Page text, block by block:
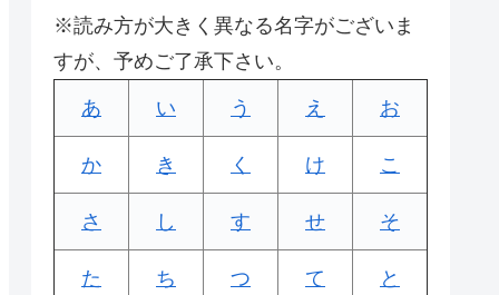
※読み方が大きく異なる名字がございま
すが、予めご了承下さい。
あ い う え お
か き く け こ
さ し す せ そ
た ち つ て と